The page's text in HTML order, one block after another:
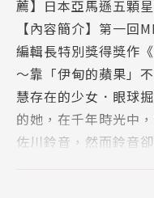
薦】日本亞馬遜五顆星
【內容簡介】第一回
編輯長特別獎得獎作
～靠「伊甸的蘋果」
慧存在的少女．眼球
的她，在千年時光中
佐川鈴音，然而鈴音
伴」的殺菌消毒．美